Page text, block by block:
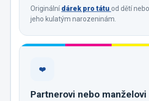
Originálnídárek pro tátu od dětí
jeho kulatým narozeninám.
❤️
Partnerovi nebo manželovi